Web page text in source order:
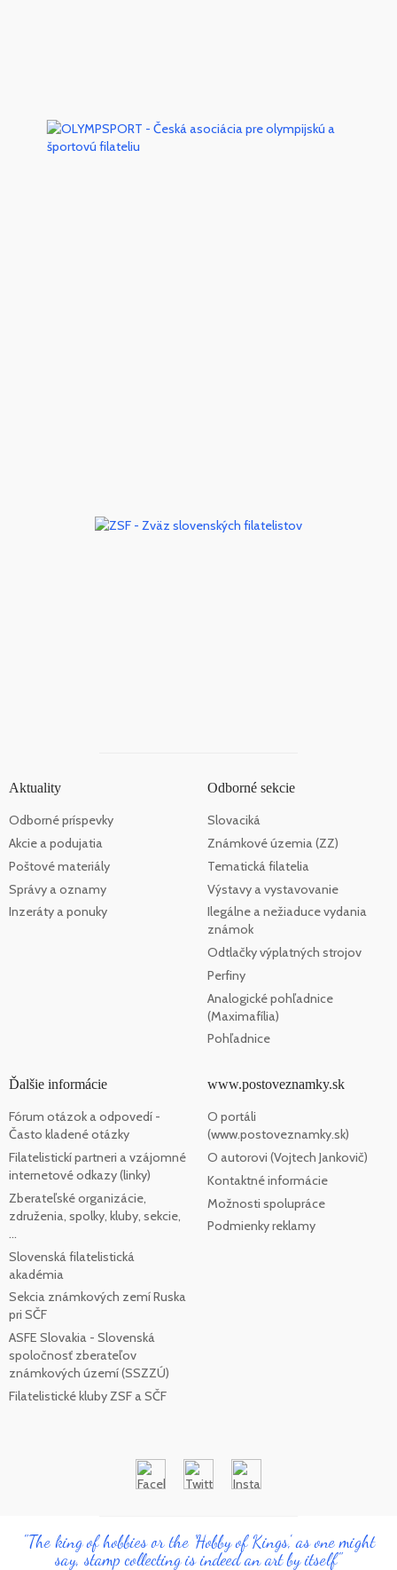
Aktuality
Odborné príspevky
Akcie a podujatia
Poštové materiály
Správy a oznamy
Inzeráty a ponuky
Odborné sekcie
Slovaciká
Známkové územia (ZZ)
Tematická filatelia
Výstavy a vystavovanie
Ilegálne a nežiaduce vydania
známok
Odtlačky výplatných strojov
Perfiny
Analogické pohľadnice
(Maximafília)
Pohľadnice
Ďalšie informácie
Fórum otázok a odpovedí -
Často kladené otázky
Filatelistickí partneri a vzájomné
internetové odkazy (linky)
Zberateľské organizácie,
združenia, spolky, kluby, sekcie,
...
Slovenská filatelistická
akadémia
Sekcia známkových zemí Ruska
pri SČF
ASFE Slovakia - Slovenská
spoločnosť zberateľov
známkových území (SSZZÚ)
Filatelistické kluby ZSF a SČF
www.postoveznamky.sk
O portáli
(www.postoveznamky.sk)
O autorovi (Vojtech Jankovič)
Kontaktné informácie
Možnosti spolupráce
Podmienky reklamy
"The king of hobbies or the 'Hobby of Kings', as one might
say, stamp collecting is indeed an art by itself"